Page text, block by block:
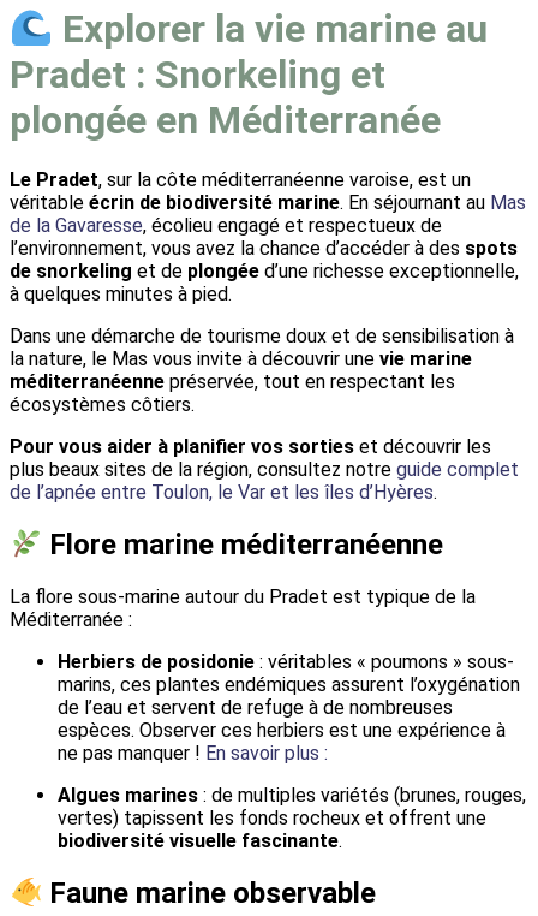
Explorer la vie marine au
Pradet : Snorkeling et
plongée en Méditerranée
Le Pradet, sur la côte méditerranéenne varoise, est un
véritable écrin de biodiversité marine. En séjournant au Mas
de la Gavaresse, écolieu engagé et respectueux de
l’environnement, vous avez la chance d’accéder à des spots
de snorkeling et de plongée d’une richesse exceptionnelle,
à quelques minutes à pied.
Dans une démarche de tourisme doux et de sensibilisation à
la nature, le Mas vous invite à découvrir une vie marine
méditerranéenne préservée, tout en respectant les
écosystèmes côtiers.
Pour vous aider à planifier vos sorties et découvrir les
plus beaux sites de la région, consultez notre guide complet
de l’apnée entre Toulon, le Var et les îles d’Hyères.
Flore marine méditerranéenne
La flore sous-marine autour du Pradet est typique de la
Méditerranée :
Herbiers de posidonie : véritables « poumons » sous-
marins, ces plantes endémiques assurent l’oxygénation
de l’eau et servent de refuge à de nombreuses
espèces. Observer ces herbiers est une expérience à
ne pas manquer ! En savoir plus :
Algues marines : de multiples variétés (brunes, rouges,
vertes) tapissent les fonds rocheux et offrent une
biodiversité visuelle fascinante.
Faune marine observable